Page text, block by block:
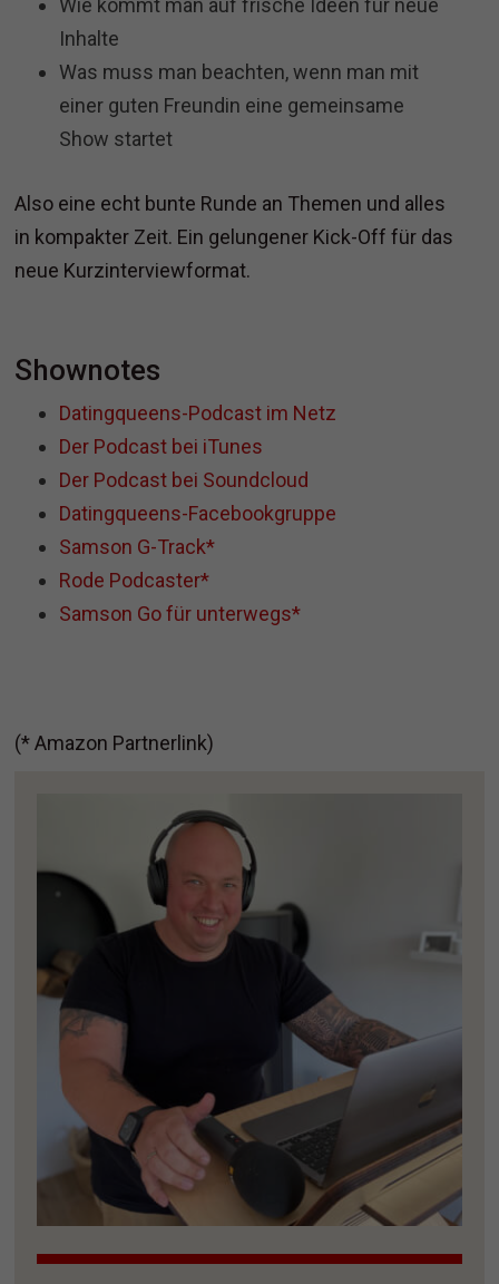
Wie kommt man auf frische Ideen für neue
Inhalte
Was muss man beachten, wenn man mit
einer guten Freundin eine gemeinsame
Show startet
Also eine echt bunte Runde an Themen und alles
in kompakter Zeit. Ein gelungener Kick-Off für das
neue Kurzinterviewformat.
Shownotes
Datingqueens-Podcast im Netz
Der Podcast bei iTunes
Der Podcast bei Soundcloud
Datingqueens-Facebookgruppe
Samson G-Track*
Rode Podcaster*
Samson Go für unterwegs*
(* Amazon Partnerlink)